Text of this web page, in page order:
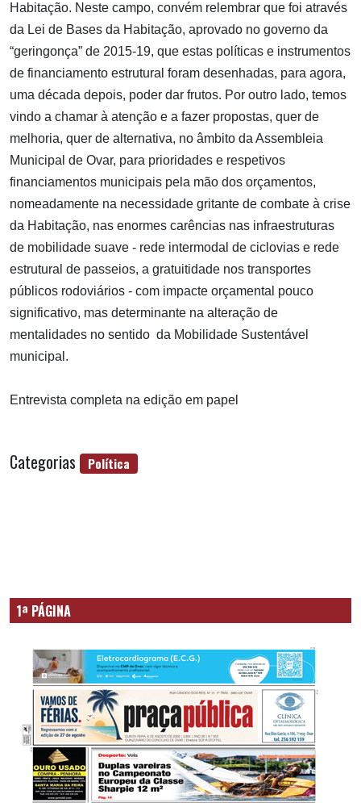
Habitação. Neste campo, convém relembrar que foi através
da Lei de Bases da Habitação, aprovado no governo da
“geringonça” de 2015-19, que estas políticas e instrumentos
de financiamento estrutural foram desenhadas, para agora,
uma década depois, poder dar frutos. Por outro lado, temos
vindo a chamar à atenção e a fazer propostas, quer de
melhoria, quer de alternativa, no âmbito da Assembleia
Municipal de Ovar, para prioridades e respetivos
financiamentos municipais pela mão dos orçamentos,
nomeadamente na necessidade gritante de combate à crise
da Habitação, nas enormes carências nas infraestruturas
de mobilidade suave - rede intermodal de ciclovias e rede
estrutural de passeios, a gratuitidade nos transportes
públicos rodoviários - com impacte orçamental pouco
significativo, mas determinante na alteração de
mentalidades no sentido da Mobilidade Sustentável
municipal.
Entrevista completa na edição em papel
Categorias Política
1ª PÁGINA